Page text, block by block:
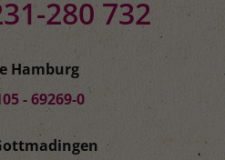
280 732
Hamburg
- 69269-0